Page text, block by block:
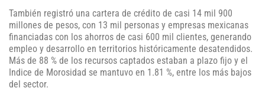
También registró una cartera de crédito de casi 14 mil 900
millones de pesos, con 13 mil personas y empresas mexicanas
financiadas con los ahorros de casi 600 mil clientes, generando
empleo y desarrollo en territorios históricamente desatendidos.
Más de 88 % de los recursos captados estaban a plazo fijo y el
Indice de Morosidad se mantuvo en 1.81 %, entre los más bajos
del sector.